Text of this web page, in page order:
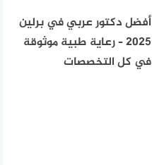
أفضل دكتور عربي في برلين
2025 – رعاية طبية موثوقة
في كل التخصصات